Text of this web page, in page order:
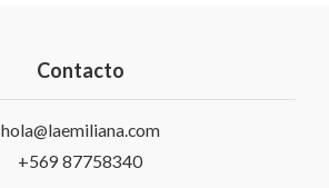
Contacto
hola@laemiliana.com
+569 87758340